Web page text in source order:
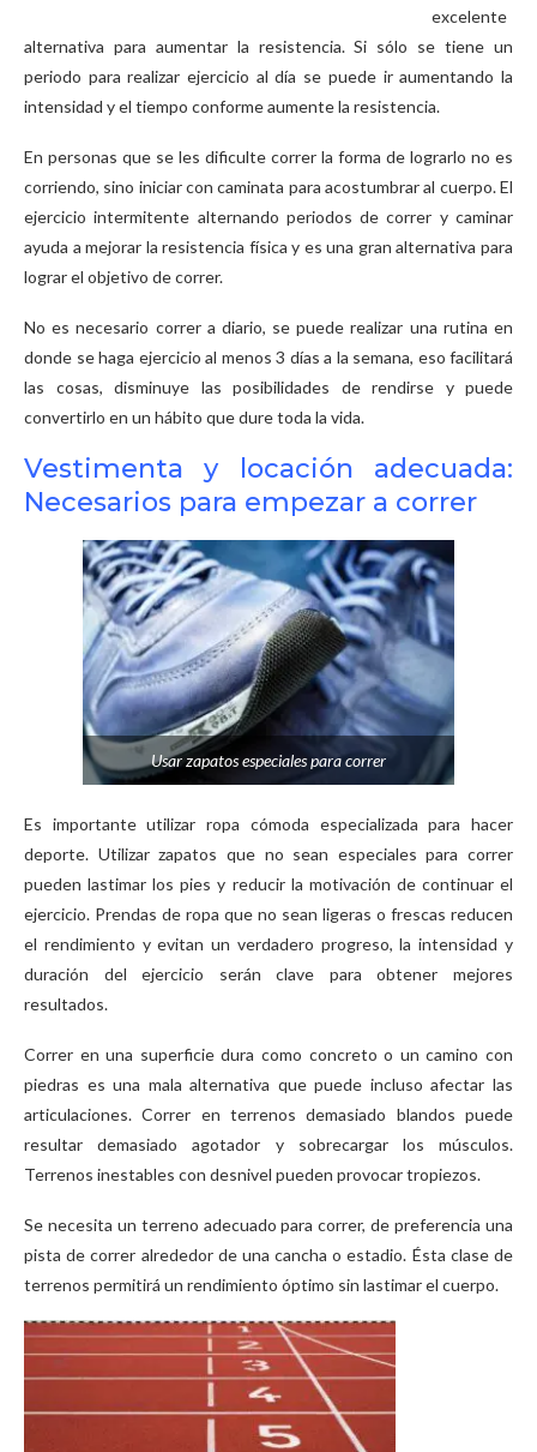
excelente
alternativa para aumentar la resistencia. Si sólo se tiene un
periodo para realizar ejercicio al día se puede ir aumentando la
intensidad y el tiempo conforme aumente la resistencia.
En personas que se les dificulte correr la forma de lograrlo no es
corriendo, sino iniciar con caminata para acostumbrar al cuerpo. El
ejercicio intermitente alternando periodos de correr y caminar
ayuda a mejorar la resistencia física y es una gran alternativa para
lograr el objetivo de correr.
No es necesario correr a diario, se puede realizar una rutina en
donde se haga ejercicio al menos 3 días a la semana, eso facilitará
las cosas, disminuye las posibilidades de rendirse y puede
convertirlo en un hábito que dure toda la vida.
Vestimenta y locación adecuada:
Necesarios para empezar a correr
Usar zapatos especiales para correr
Es importante utilizar ropa cómoda especializada para hacer
deporte. Utilizar zapatos que no sean especiales para correr
pueden lastimar los pies y reducir la motivación de continuar el
ejercicio. Prendas de ropa que no sean ligeras o frescas reducen
el rendimiento y evitan un verdadero progreso, la intensidad y
duración del ejercicio serán clave para obtener mejores
resultados.
Correr en una superficie dura como concreto o un camino con
piedras es una mala alternativa que puede incluso afectar las
articulaciones. Correr en terrenos demasiado blandos puede
resultar demasiado agotador y sobrecargar los músculos.
Terrenos inestables con desnivel pueden provocar tropiezos.
Se necesita un terreno adecuado para correr, de preferencia una
pista de correr alrededor de una cancha o estadio. Ésta clase de
terrenos permitirá un rendimiento óptimo sin lastimar el cuerpo.